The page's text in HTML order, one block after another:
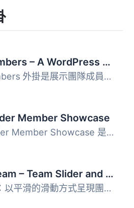
Team Members – A WordPress Team Plugin with Gallery, Grid, Carousel, Slider, Table, List, and More
Team Members 外掛是展示團隊成員的最佳解決方案，提供超過 5...
Member Showcase
Team Builder Member Showcase 是一個響應式區塊建構外掛，可...
Gutena Team – Team Slider and Grid
- 團隊滑塊：以平滑的滑動方式呈現團隊成員，動態和吸引人。-...